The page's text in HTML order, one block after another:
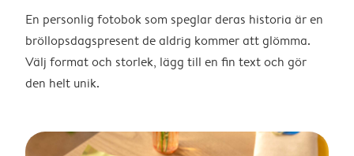
En personlig fotobok som speglar deras historia är en
bröllopsdagspresent de aldrig kommer att glömma.
Välj format och storlek, lägg till en fin text och gör
den helt unik.